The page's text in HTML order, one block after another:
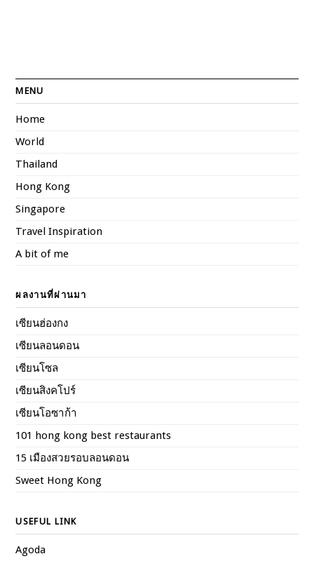
MENU
Home
World
Thailand
Hong Kong
Singapore
Travel Inspiration
A bit of me
ผลงานที่ผ่านมา
เซียนฮ่องกง
เซียนลอนดอน
เซียนโซล
เซียนสิงคโปร์
เซียนโอซาก้า
101 hong kong best restaurants
15 เมืองสวยรอบลอนดอน
Sweet Hong Kong
USEFUL LINK
Agoda